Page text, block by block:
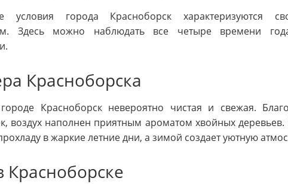
условия города Красноборск характеризуются
Здесь можно наблюдать все четыре времени
Красноборска
Красноборск невероятно чистая и свежая.
воздух наполнен приятным ароматом хвойных деревьев.
в жаркие летние дни, а зимой создает уютную
Красноборске